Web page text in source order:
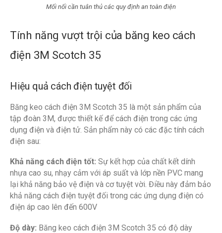
Mối nối cần tuân thủ các quy định an toàn điện
Tính năng vượt trội của băng keo cách
điện 3M Scotch 35
Hiệu quả cách điện tuyệt đối
Băng keo cách điện 3M Scotch 35 là một sản phẩm của
tập đoàn 3M, được thiết kế để cách điện trong các ứng
dụng điện và điện tử. Sản phẩm này có các đặc tính cách
điện sau:
Khả năng cách điện tốt: Sự kết hợp của chất kết dính
nhựa cao su, nhạy cảm với áp suất và lớp nền PVC mang
lại khả năng bảo vệ điện và cơ tuyệt vời. Điều này đảm bảo
khả năng cách điện tuyệt đối trong các ứng dụng điện có
điện áp cao lên đến 600V
Độ dày: Băng keo cách điện 3M Scotch 35 có độ dày